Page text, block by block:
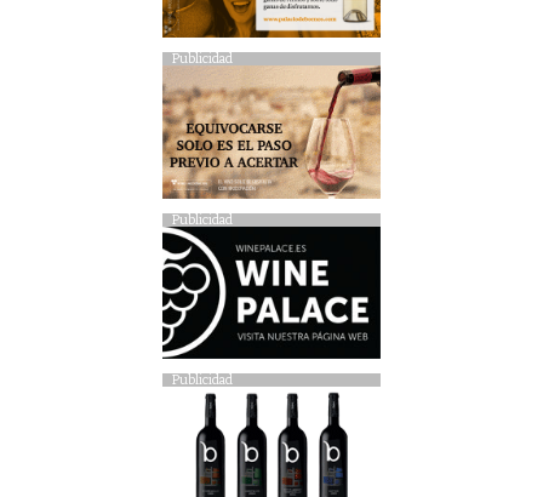
Publicidad
Publicidad
Publicidad